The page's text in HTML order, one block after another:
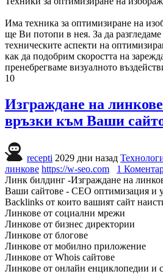
Има техника за оптимизиране на
ще Ви потопи в нея. За да
техническите аспекти на
как да подобрим скоростта на
пренебрегваме визуалното
10
Изграждане на
връзки към Ваши
recepti 2029 дни назад
линкове https://w-seo.com 1
Линк билдинг -Изграждане на
Ваши сайтове - СЕО оптимизация и
Backlinks от които вашият сайт
Линкове от социални мрежи
Линкове от бизнес директории
Линкове от блогове
Линкове от мобилно приложение
Линкове от Whois сайтове
Линкове от онлайн енциклопедии и